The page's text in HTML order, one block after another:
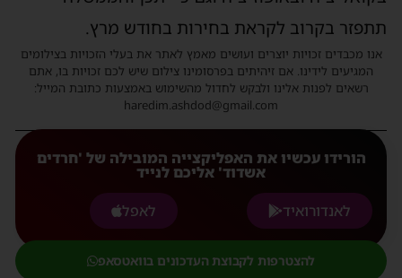
תתפזר בקרוב לקראת בחירות בחודש מרץ.
אנו מכבדים זכויות יוצרים ועושים מאמץ לאתר את בעלי הזכויות בצילומים
המגיעים לידינו. אם זיהיתים בפרסומינו צילום שיש לכם זכויות בו, אתם
רשאים לפנות אלינו ולבקש לחדול מהשימוש באמצעות כתובת המייל:
haredim.ashdod@gmail.com
הורידו עכשיו את האפליקצייה המובילה של 'חרדים
אשדוד' אליכם לנייד
לאנדורואיד
לאפל
להצטרפות לקבוצת העדכונים בוואטסאפ